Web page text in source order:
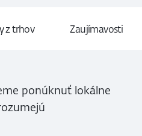
z trhov Zaujímavosti
ponúknuť lokálne